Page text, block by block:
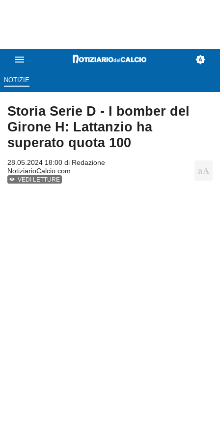
NOTIZIE
Storia Serie D - I bomber del
Girone H: Lattanzio ha
superato quota 100
28.05.2024 18:00 di Redazione
NotiziarioCalcio.com
VEDI LETTURE